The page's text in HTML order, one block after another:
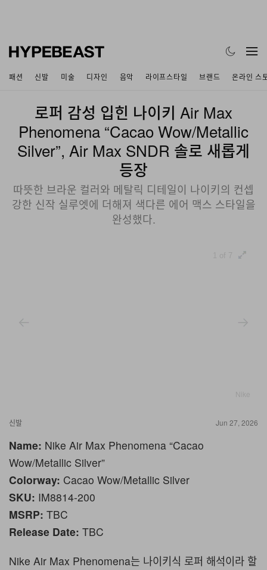
패션 신발 미술 디자인 음악 라이프스타일 브랜드 온라인 스
로퍼 감성 입힌 나이키 Air Max
Phenomena “Cacao Wow/Metallic
Silver”, Air Max SNDR 솔로 새롭게
등장
따뜻한 브라운 컬러와 메탈릭 디테일이 나이키의 컨셉
강한 신작 실루엣에 더해져 색다른 에어 맥스 스타일을
완성했다.
신발 Jun 27, 2026
Name: Nike Air Max Phenomena “Cacao
Wow/Metallic Silver”
Colorway: Cacao Wow/Metallic Silver
SKU: IM8814-200
MSRP: TBC
Release Date: TBC
Nike Air Max Phenomena는 나이키식 로퍼 해석이라 할